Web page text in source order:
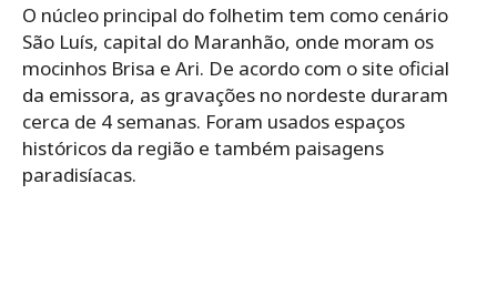
O núcleo principal do folhetim tem como cenário
São Luís, capital do Maranhão, onde moram os
mocinhos Brisa e Ari. De acordo com o site oficial
da emissora, as gravações no nordeste duraram
cerca de 4 semanas. Foram usados espaços
históricos da região e também paisagens
paradisíacas.